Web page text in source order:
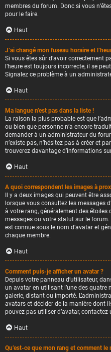
membres du forum. Donc si vous
pour le faire.
Haut
J’ai changé mon fuseau horaire et
Si vous êtes sûr d’avoir correctement
l’heure est toujours incorrecte, il se
Signalez ce problème à un
Haut
Ma langue n’est pas dans la liste !
La raison la plus probable est que
ou bien que personne n’a encore
demander à un administrateur du
n’existe pas, n’hésitez pas à créer et
trouverez davantage d’informations
Haut
A quoi correspondent les images à
Il y a deux images qui peuvent être
lorsque vous consultez les messages
à votre rang, généralement des
messages ou votre statut sur le
est connue sous le nom d’avatar et
chaque membre.
Haut
Comment puis-je afficher un avatar ?
Depuis votre panneau d’utilisateur,
un avatar en utilisant l’une des quatre
galerie, distant ou importé.
avatars et décider de la manière dont
pouvez pas utiliser d’avatar,
Haut
Qu’est-ce que mon rang et comment le